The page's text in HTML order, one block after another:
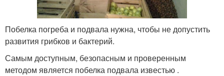
Побелка погреба и подвала нужна, чтобы не допустить
развития грибков и бактерий.
Самым доступным, безопасным и проверенным
методом является побелка подвала известью .